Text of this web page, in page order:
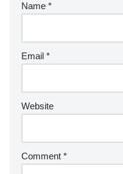
Name *
Email *
Website
Comment *